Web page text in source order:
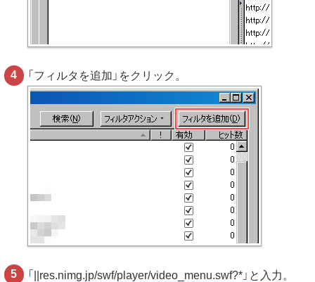
「フィルタを追加」をクリック。
「||res.nimg.jp/swf/player/video_menu.swf?*」と入力。